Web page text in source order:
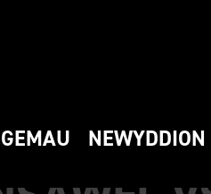
NEWYDDION